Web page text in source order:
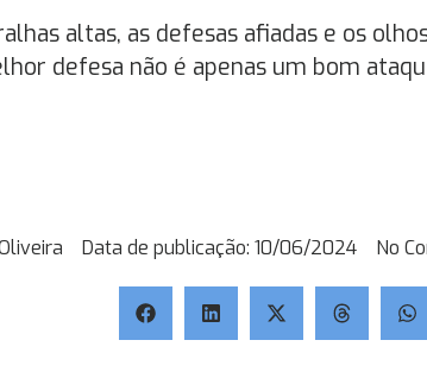
altas, as defesas afiadas e os
defesa não é apenas um bom
Data de publicação:10/06/2024 No